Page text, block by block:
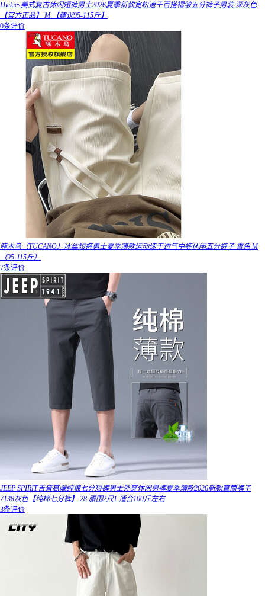
Dickies美式复古休闲短裤男士2026夏季新款宽松速干百搭褶皱五分裤子男装 深灰色
【官方正品】 M 【建议95-115斤】
0条评价
啄木鸟（TUCANO）冰丝短裤男士夏季薄款运动速干透气中裤休闲五分裤子 杏色 M
（95-115斤）
7条评价
JEEP SPIRIT吉普高端纯棉七分短裤男士外穿休闲男裤夏季薄款2026新款直筒裤子
7138灰色【纯棉七分裤】 28 腰围2尺1 适合100斤左右
3条评价